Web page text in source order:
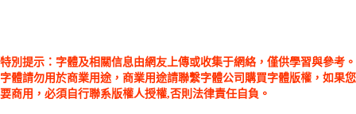
特別提示：字體及相關信息由網友上傳或收集于網絡，僅供學習與參考。
字體請勿用於商業用途，商業用途請聯繫字體公司購買字體版權，如果您
要商用，必須自行聯系版權人授權,否則法律責任自負。